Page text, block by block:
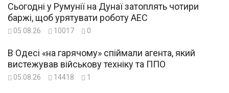
Сьогодні у Румунії на Дунаї затоплять чотири
баржі, щоб урятувати роботу АЕС
05.08.26 10017 0
В Одесі «на гарячому» спіймали агента, який
вистежував військову техніку та ППО
05.08.26 14418 1